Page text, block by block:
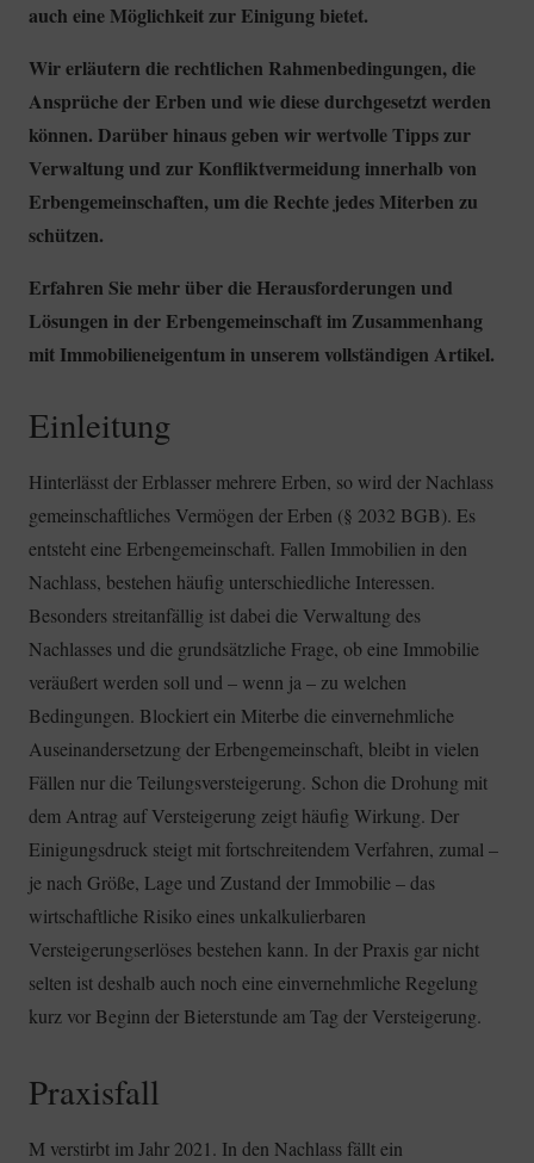
auch eine Möglichkeit zur Einigung bietet.
Wir erläutern die rechtlichen Rahmenbedingungen, die
Ansprüche der Erben und wie diese durchgesetzt werden
können. Darüber hinaus geben wir wertvolle Tipps zur
Verwaltung und zur Konfliktvermeidung innerhalb von
Erbengemeinschaften, um die Rechte jedes Miterben zu
schützen.
Erfahren Sie mehr über die Herausforderungen und
Lösungen in der Erbengemeinschaft im Zusammenhang
mit Immobilieneigentum in unserem vollständigen Artikel.
Einleitung
Hinterlässt der Erblasser mehrere Erben, so wird der Nachlass
gemeinschaftliches Vermögen der Erben (§ 2032 BGB). Es
entsteht eine Erbengemeinschaft. Fallen Immobilien in den
Nachlass, bestehen häufig unterschiedliche Interessen.
Besonders streitanfällig ist dabei die Verwaltung des
Nachlasses und die grundsätzliche Frage, ob eine Immobilie
veräußert werden soll und – wenn ja – zu welchen
Bedingungen. Blockiert ein Miterbe die einvernehmliche
Auseinandersetzung der Erbengemeinschaft, bleibt in vielen
Fällen nur die Teilungsversteigerung. Schon die Drohung mit
dem Antrag auf Versteigerung zeigt häufig Wirkung. Der
Einigungsdruck steigt mit fortschreitendem Verfahren, zumal –
je nach Größe, Lage und Zustand der Immobilie – das
wirtschaftliche Risiko eines unkalkulierbaren
Versteigerungserlöses bestehen kann. In der Praxis gar nicht
selten ist deshalb auch noch eine einvernehmliche Regelung
kurz vor Beginn der Bieterstunde am Tag der Versteigerung.
Praxisfall
M verstirbt im Jahr 2021. In den Nachlass fällt ein